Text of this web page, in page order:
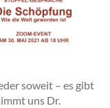
soweit – es gibt
uns Dr.